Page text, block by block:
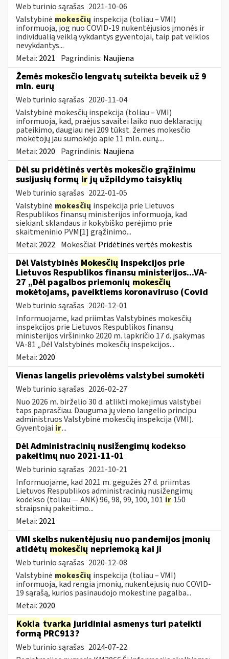
Web turinio sąrašas 2021-10-06
Valstybinė mokesčių inspekcija (toliau – VMI)
informuoja, jog nuo COVID-19 nukentėjusios įmonės ir
individualią veiklą vykdantys gyventojai, taip pat veiklos
nevykdantys...
Metai: 2021 Pagrindinis: Naujiena
Žemės mokesčio lengvatų suteikta beveik už 9
mln. eurų
Web turinio sąrašas 2020-11-04
Valstybinė mokesčių inspekcija (toliau – VMI)
informuoja, kad, praėjus savaitei laiko nuo deklaracijų
pateikimo, daugiau nei 209 tūkst. žemės mokesčio
mokėtojų jau sumokėjo apie 11 mln. eurų....
Metai: 2020 Pagrindinis: Naujiena
Dėl su pridėtinės vertės mokesčio grąžinimu
susijusių formų irjų užpildymo taisyklių
Web turinio sąrašas 2022-01-05
Valstybinė mokesčių inspekcija prie Lietuvos
Respublikos finansų ministerijos informuoja, kad
siekiant sklandaus ir kokybiško perėjimo prie
skaitmeninio PVM[1] grąžinimo...
Metai: 2022 Mokesčiai: Pridėtinės vertės mokestis
Dėl Valstybinės Mokesčių Inspekcijos prie
Lietuvos Respublikos finansų ministerijos...VA-
27 „Dėl pagalbos priemonių mokesčių
mokėtojams, paveiktiems koronaviruso (Covid
Web turinio sąrašas 2020-12-01
Informuojame, kad priimtas Valstybinės mokesčių
inspekcijos prie Lietuvos Respublikos finansų
ministerijos viršininko 2020 m. lapkričio 17 d. įsakymas
VA-81 „Dėl Valstybinės mokesčių inspekcijos...
Metai: 2020
Vienas langelis prievolėms valstybei sumokėti
Web turinio sąrašas 2026-02-27
Nuo 2026 m. birželio 30 d. atlikti mokėjimus valstybei
taps paprasčiau. Dauguma jų vieno langelio principu
administruos Valstybinė mokesčių inspekcija (VMI).
Gyventojai ir...
Dėl Administracinių nusižengimų kodekso
pakeitimų nuo 2021-11-01
Web turinio sąrašas 2021-10-21
Informuojame, kad 2021 m. gegužės 27 d. priimtas
Lietuvos Respublikos administracinių nusižengimų
kodekso (toliau — ANK) 96, 98, 99, 100, 101 ir 150
straipsnių pakeitimo...
Metai: 2021
VMI skelbs nukentėjusių nuo pandemijos įmonių
atidėtų mokesčių nepriemoką kai ji
Web turinio sąrašas 2020-12-08
Valstybinė mokesčių inspekcija (toliau – VMI)
informuoja, kad rengia įmonių, nukentėjusių nuo COVID-
19 sąrašą, kurios pasinaudojo mokestine pagalba...
Metai: 2020
Kokia tvarka juridiniai asmenys turi pateikti
formą PRC913?
Web turinio sąrašas 2024-07-22